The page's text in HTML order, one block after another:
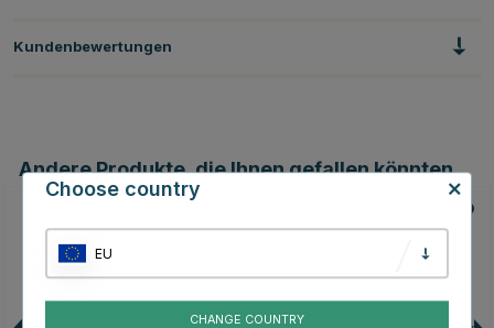
Kundenbewertungen
Andere Produkte, die Ihnen gefallen könnten
Choose country
EU
CHANGE COUNTRY